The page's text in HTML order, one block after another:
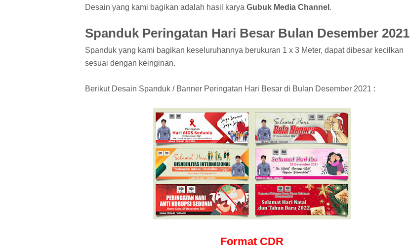
Desain yang kami bagikan adalah hasil karya Gubuk Media Channel .
Spanduk Peringatan Hari Besar Bulan Desember 2021
Spanduk yang kami bagikan keseluruhannya berukuran 1 x 3 Meter, dapat dibesar kecilkan
sesuai dengan keinginan.
Berikut Desain Spanduk / Banner Peringatan Hari Besar di Bulan Desember 2021 :
Format CDR